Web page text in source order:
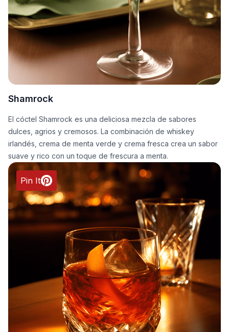
Shamrock
El cóctel Shamrock es una deliciosa mezcla de sabores
dulces, agrios y cremosos. La combinación de whiskey
irlandés, crema de menta verde y crema fresca crea un sabor
suave y rico con un toque de frescura a menta.
Pin It